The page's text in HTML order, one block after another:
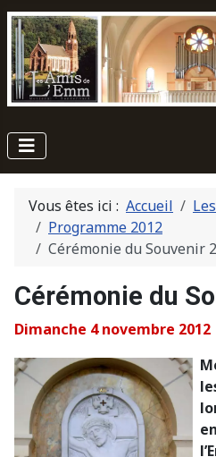
Vous êtes ici : Accueil
Programme 2012
Cérémonie du Souvenir
Cérémonie du
Dimanche 4 novembre 2012